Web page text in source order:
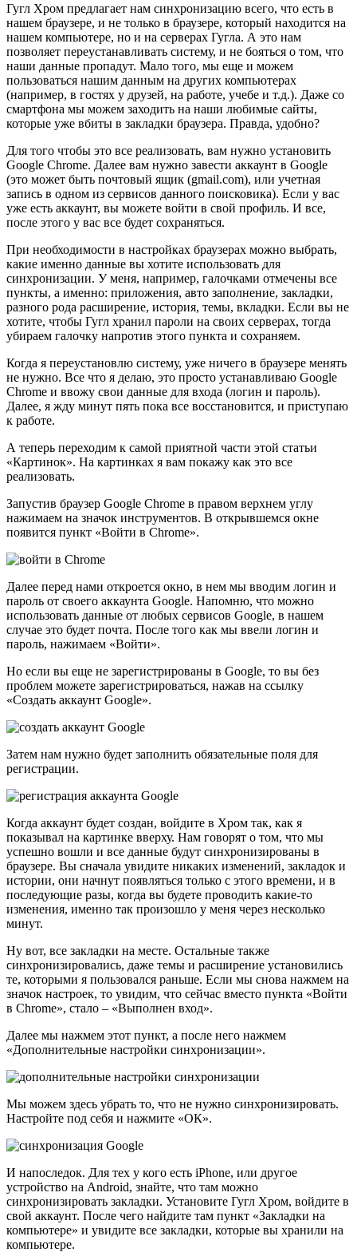
Гугл Хром предлагает нам синхронизацию всего, что есть в
нашем браузере, и не только в браузере, который находится на
нашем компьютере, но и на серверах Гугла. А это нам
позволяет переустанавливать систему, и не бояться о том, что
наши данные пропадут. Мало того, мы еще и можем
пользоваться нашим данным на других компьютерах
(например, в гостях у друзей, на работе, учебе и т.д.). Даже со
смартфона мы можем заходить на наши любимые сайты,
которые уже вбиты в закладки браузера. Правда, удобно?
Для того чтобы это все реализовать, вам нужно установить
Google Chrome. Далее вам нужно завести аккаунт в Google
(это может быть почтовый ящик (gmail.com), или учетная
запись в одном из сервисов данного поисковика). Если у вас
уже есть аккаунт, вы можете войти в свой профиль. И все,
после этого у вас все будет сохраняться.
При необходимости в настройках браузерах можно выбрать,
какие именно данные вы хотите использовать для
синхронизации. У меня, например, галочками отмечены все
пункты, а именно: приложения, авто заполнение, закладки,
разного рода расширение, история, темы, вкладки. Если вы не
хотите, чтобы Гугл хранил пароли на своих серверах, тогда
убираем галочку напротив этого пункта и сохраняем.
Когда я переустановлю систему, уже ничего в браузере менять
не нужно. Все что я делаю, это просто устанавливаю Google
Chrome и ввожу свои данные для входа (логин и пароль).
Далее, я жду минут пять пока все восстановится, и приступаю
к работе.
А теперь переходим к самой приятной части этой статьи
«Картинок». На картинках я вам покажу как это все
реализовать.
Запустив браузер Google Chrome в правом верхнем углу
нажимаем на значок инструментов. В открывшемся окне
появится пункт «Войти в Chrome».
Далее перед нами откроется окно, в нем мы вводим логин и
пароль от своего аккаунта Google. Напомню, что можно
использовать данные от любых сервисов Google, в нашем
случае это будет почта. После того как мы ввели логин и
пароль, нажимаем «Войти».
Но если вы еще не зарегистрированы в Google, то вы без
проблем можете зарегистрироваться, нажав на ссылку
«Создать аккаунт Google».
Затем нам нужно будет заполнить обязательные поля для
регистрации.
Когда аккаунт будет создан, войдите в Хром так, как я
показывал на картинке вверху. Нам говорят о том, что мы
успешно вошли и все данные будут синхронизированы в
браузере. Вы сначала увидите никаких изменений, закладок и
истории, они начнут появляться только с этого времени, и в
последующие разы, когда вы будете проводить какие-то
изменения, именно так произошло у меня через несколько
минут.
Ну вот, все закладки на месте. Остальные также
синхронизировались, даже темы и расширение установились
те, которыми я пользовался раньше. Если мы снова нажмем на
значок настроек, то увидим, что сейчас вместо пункта «Войти
в Chrome», стало – «Выполнен вход».
Далее мы нажмем этот пункт, а после него нажмем
«Дополнительные настройки синхронизации».
Мы можем здесь убрать то, что не нужно синхронизировать.
Настройте под себя и нажмите «ОК».
И напоследок. Для тех у кого есть iPhone, или другое
устройство на Android, знайте, что там можно
синхронизировать закладки. Установите Гугл Хром, войдите в
свой аккаунт. После чего найдите там пункт «Закладки на
компьютере» и увидите все закладки, которые вы хранили на
компьютере.